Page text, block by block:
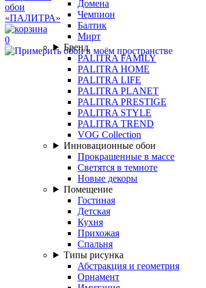
0
Домена
Чемпион
Балтик
Мирт
Бренд
PALITRA FAMILY
PALITRA HOME
PALITRA LIFE
PALITRA PLANET
PALITRA PRESTIGE
PALITRA STYLE
PALITRA TREND
VOG Collection
Инновационные обои
Прокрашенные в массе
Светятся в темноте
Новые декоры
Помещение
Гостиная
Детская
Кухня
Прихожая
Спальня
Типы рисунка
Абстракция и геометрия
Орнамент